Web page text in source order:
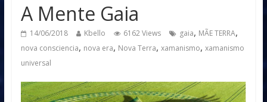
A Mente Gaia
14/06/2018 Kbello 6162 Views gaia, MÃE TERRA,
nova consciencia, nova era, Nova Terra, xamanismo, xamanismo
universal